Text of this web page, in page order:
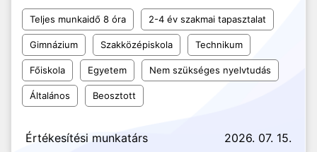
Teljes munkaidő 8 óra 2-4 év szakmai tapasztalat
Gimnázium Szakközépiskola Technikum
Főiskola Egyetem Nem szükséges nyelvtudás
Általános Beosztott
Értékesítési munkatárs 2026. 07. 15.